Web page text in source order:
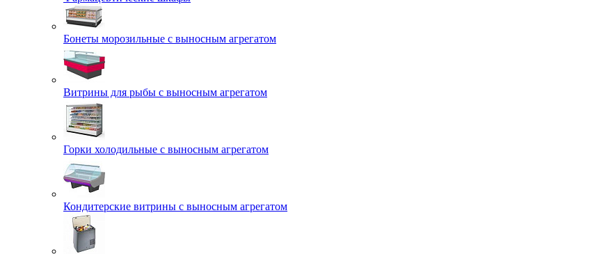
Бонеты морозильные с выносным агрегатом
Витрины для рыбы с выносным агрегатом
Горки холодильные с выносным агрегатом
Кондитерские витрины с выносным агрегатом